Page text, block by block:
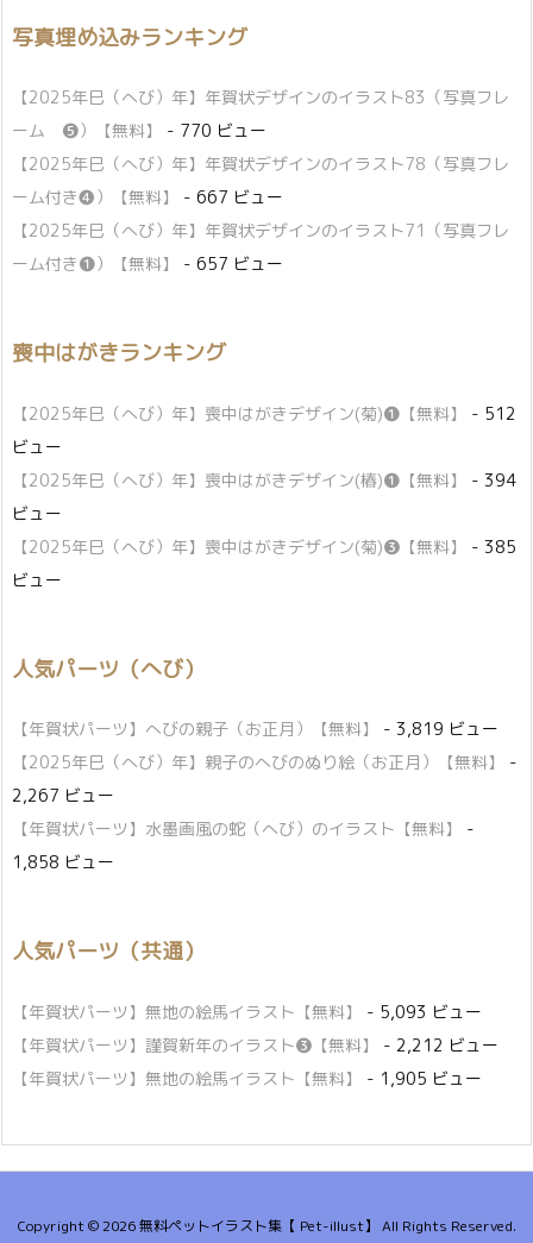
写真埋め込みランキング
【2025年巳（へび）年】年賀状デザインのイラスト83（写真フレ
ーム ❺）【無料】
- 770 ビュー
【2025年巳（へび）年】年賀状デザインのイラスト78（写真フレ
ーム付き❹）【無料】
- 667 ビュー
【2025年巳（へび）年】年賀状デザインのイラスト71（写真フレ
ーム付き❶）【無料】
- 657 ビュー
喪中はがきランキング
【2025年巳（へび）年】喪中はがきデザイン(菊)❶【無料】
- 512
ビュー
【2025年巳（へび）年】喪中はがきデザイン(椿)❶【無料】
- 394
ビュー
【2025年巳（へび）年】喪中はがきデザイン(菊)❸【無料】
- 385
ビュー
人気パーツ（へび）
【年賀状パーツ】へびの親子（お正月）【無料】
- 3,819 ビュー
【2025年巳（へび）年】親子のへびのぬり絵（お正月）【無料】
-
2,267 ビュー
【年賀状パーツ】水墨画風の蛇（へび）のイラスト【無料】
-
1,858 ビュー
人気パーツ（共通）
【年賀状パーツ】無地の絵馬イラスト【無料】
- 5,093 ビュー
【年賀状パーツ】謹賀新年のイラスト❸【無料】
- 2,212 ビュー
【年賀状パーツ】無地の絵馬イラスト【無料】
- 1,905 ビュー
Copyright ©2026 無料ペットイラスト集【 Pet-illust】 All Rights Reserved.